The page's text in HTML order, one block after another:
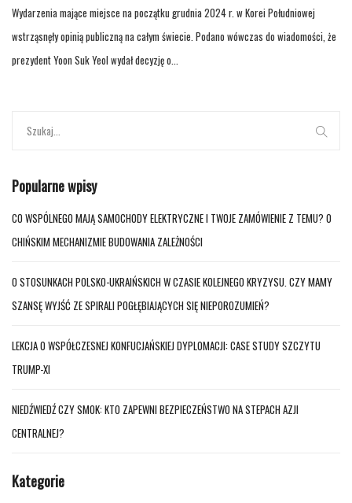
Wydarzenia mające miejsce na początku grudnia 2024 r. w Korei Południowej
wstrząsnęły opinią publiczną na całym świecie. Podano wówczas do wiadomości, że
prezydent Yoon Suk Yeol wydał decyzję o...
Popularne wpisy
CO WSPÓLNEGO MAJĄ SAMOCHODY ELEKTRYCZNE I TWOJE ZAMÓWIENIE Z TEMU? O
CHIŃSKIM MECHANIZMIE BUDOWANIA ZALEŻNOŚCI
O STOSUNKACH POLSKO-UKRAIŃSKICH W CZASIE KOLEJNEGO KRYZYSU. CZY MAMY
SZANSĘ WYJŚĆ ZE SPIRALI POGŁĘBIAJĄCYCH SIĘ NIEPOROZUMIEŃ?
LEKCJA O WSPÓŁCZESNEJ KONFUCJAŃSKIEJ DYPLOMACJI: CASE STUDY SZCZYTU
TRUMP-XI
NIEDŹWIEDŹ CZY SMOK: KTO ZAPEWNI BEZPIECZEŃSTWO NA STEPACH AZJI
CENTRALNEJ?
Kategorie